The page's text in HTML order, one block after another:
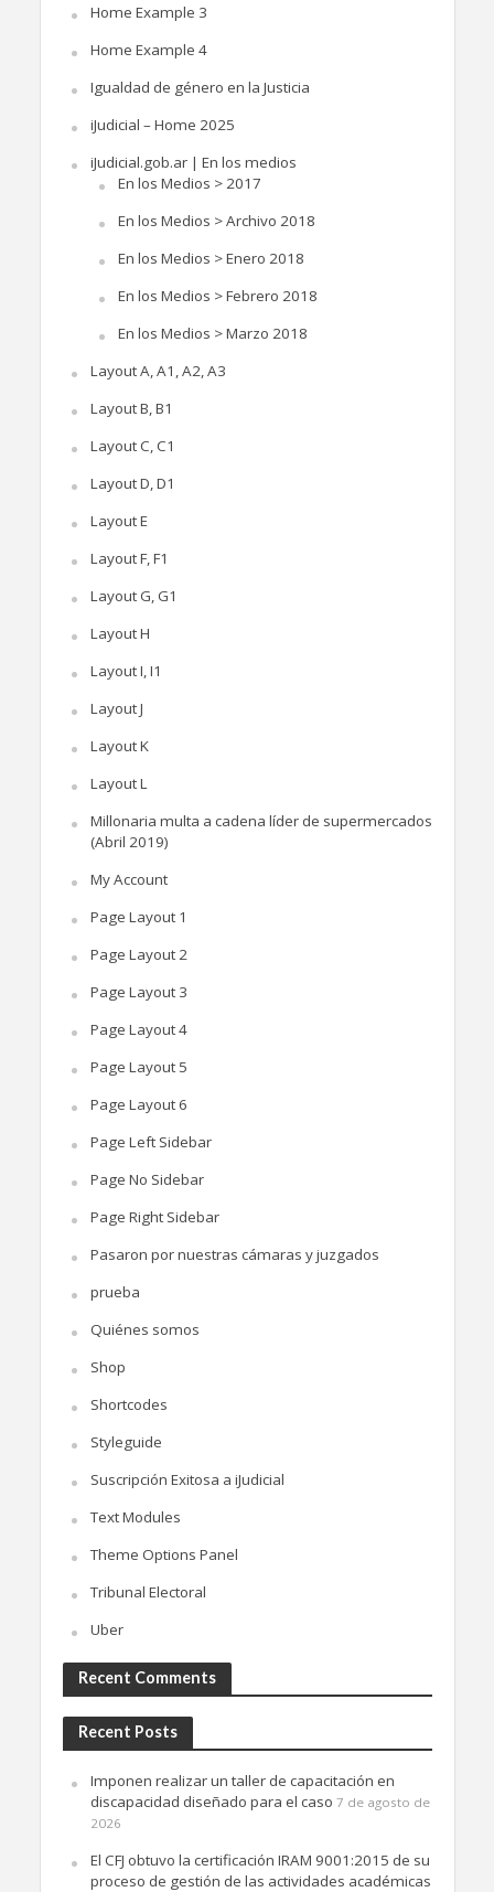
Home Example 3
Home Example 4
Igualdad de género en la Justicia
iJudicial – Home 2025
iJudicial.gob.ar | En los medios
En los Medios > 2017
En los Medios > Archivo 2018
En los Medios > Enero 2018
En los Medios > Febrero 2018
En los Medios > Marzo 2018
Layout A, A1, A2, A3
Layout B, B1
Layout C, C1
Layout D, D1
Layout E
Layout F, F1
Layout G, G1
Layout H
Layout I, I1
Layout J
Layout K
Layout L
Millonaria multa a cadena líder de supermercados
(Abril 2019)
My Account
Page Layout 1
Page Layout 2
Page Layout 3
Page Layout 4
Page Layout 5
Page Layout 6
Page Left Sidebar
Page No Sidebar
Page Right Sidebar
Pasaron por nuestras cámaras y juzgados
prueba
Quiénes somos
Shop
Shortcodes
Styleguide
Suscripción Exitosa a iJudicial
Text Modules
Theme Options Panel
Tribunal Electoral
Uber
Recent Comments
Recent Posts
Imponen realizar un taller de capacitación en
discapacidad diseñado para el caso 7 de agosto de
2026
El CFJ obtuvo la certificación IRAM 9001:2015 de su
proceso de gestión de las actividades académicas